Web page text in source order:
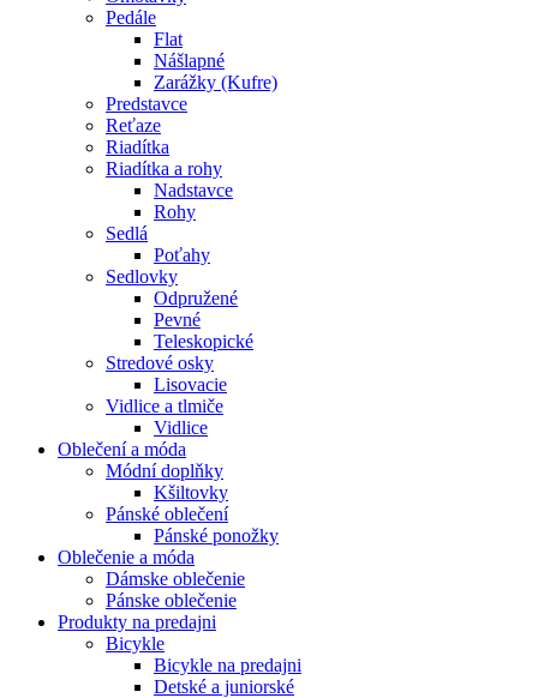
Pedále
Flat
Nášlapné
Zarážky (Kufre)
Predstavce
Reťaze
Riadítka
Riadítka a rohy
Nadstavce
Rohy
Sedlá
Poťahy
Sedlovky
Odpružené
Pevné
Teleskopické
Stredové osky
Lisovacie
Vidlice a tlmiče
Vidlice
Oblečení a móda
Módní doplňky
Kšiltovky
Pánské oblečení
Pánské ponožky
Oblečenie a móda
Dámske oblečenie
Pánske oblečenie
Produkty na predajni
Bicykle
Bicykle na predajni
Detské a juniorské